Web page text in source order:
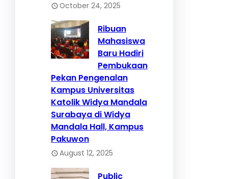
October 24, 2025
Ribuan
Mahasiswa
Baru Hadiri
Pembukaan
Pekan Pengenalan
Kampus Universitas
Katolik Widya Mandala
Surabaya di Widya
Mandala Hall, Kampus
Pakuwon
August 12, 2025
Public